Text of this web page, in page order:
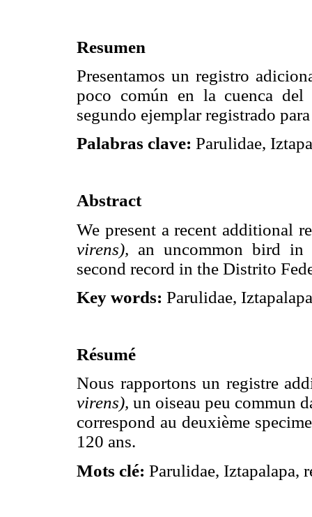
Resumen
Presentamos un registro
poco común en la cuenca
segundo ejemplar registrado
Palabras clave: Parulidae,
Abstract
We present a recent additional
virens), an uncommon bird in
second record in the Distrito
Key words: Parulidae,
Résumé
Nous rapportons un registre
virens), un oiseau peu commun
correspond au deuxième
120 ans.
Mots clé: Parulidae, Iztapalapa,